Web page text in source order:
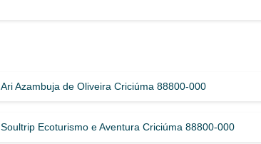
Ari Azambuja de Oliveira Criciúma 88800-000
Soultrip Ecoturismo e Aventura Criciúma 88800-000